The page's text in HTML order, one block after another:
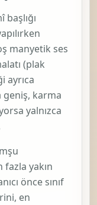
başlığı
manyetik ses
(plak
ayrıca
geniş, karma
yalnızca
yakın
önce sınıf
en